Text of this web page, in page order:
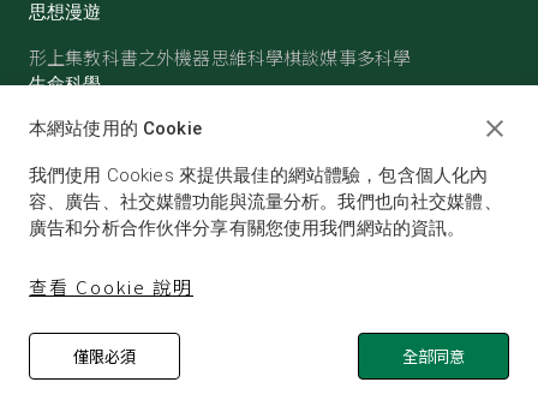
思想漫遊
形上集教科書之外機器思維科學棋談媒事多科學
生命科學
醫學古生物心理學生態學
物理 化學地球科學天文
© SCIENTIFIC AMERICAN, A DIVISION OF NATURE
AMERICA, INC.ALL RIGHTS RESERVED.
本網站使用的 Cookie
我們使用 Cookies 來提供最佳的網站體驗，包含個人化內
容、廣告、社交媒體功能與流量分析。我們也向社交媒體、
廣告和分析合作伙伴分享有關您使用我們網站的資訊。
查看 Cookie 說明
僅限必須 全部同意